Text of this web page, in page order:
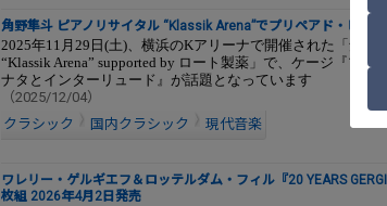
角野隼斗 ピアノリサイタル “Klassik Arena”でプリペアド・ピア
2025年11月29日(土)、横浜のKアリーナで開催された「角野
“Klassik Arena” supported by ロート製薬」で、ケージ『プリ
ナタとインターリュード』が話題となっています
（2025/12/04）
クラシック
国内クラシック 現代音楽
ワレリー・ゲルギエフ＆ロッテルダム・フィル『20 YEARS
枚組 2026年4月2日発売